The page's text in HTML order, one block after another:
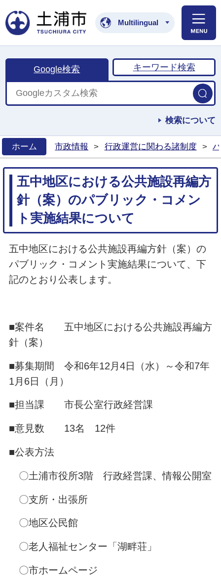
土浦市公式ホームペ
Multilingual
Google検索 キーワード検索
検索について
ホーム
市政情報 > 行政運営に関わる諸制度 >
五中地区における公共施設再編方
針（案）のパブリック・コメン
ト実施結果について
五中地区における公共施設再編方針（案）の
パブリック・コメント実施結果について、下
記のとおり公表します。
■案件名 五中地区における公共施設再編方
針（案）
■募集期間 令和6年12月4日（水）～令和7年
1月6日（月）
■担当課 市長公室行政経営課
■意見数 13名 12件
■公表方法
〇土浦市役所3階 行政経営課、情報公開室
〇支所・出張所
〇地区公民館
〇老人福祉センター「湖畔荘」
〇市ホームページ